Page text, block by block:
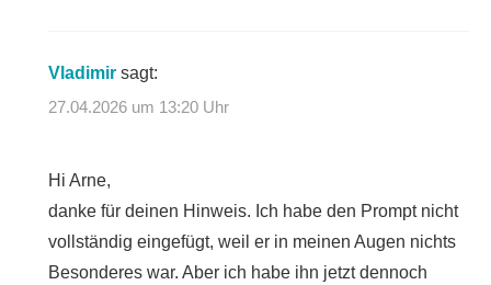
Vladimir sagt:
27.04.2026 um 13:20 Uhr
Hi Arne,
danke für deinen Hinweis. Ich habe den Prompt nicht
vollständig eingefügt, weil er in meinen Augen nichts
Besonderes war. Aber ich habe ihn jetzt dennoch